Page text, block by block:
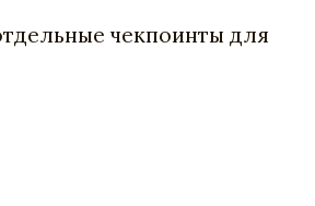
чекпоинты для